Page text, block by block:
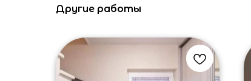
Другие работы